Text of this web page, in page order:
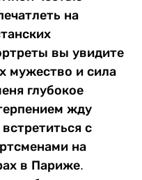
на
вы увидите
мужество и сила
глубокое
жду
с
на
в Париже.